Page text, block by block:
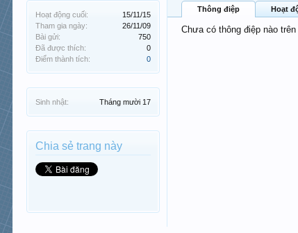
Hoạt động cuối:
15/11/15
Tham gia ngày:
26/11/09
Bài gửi:
750
Đã được thích:
0
Điểm thành tích:
0
Sinh nhật: Tháng mười 17
Chia sẻ trang này
Thông điệp Hoạt
Chưa có thông điệp nào